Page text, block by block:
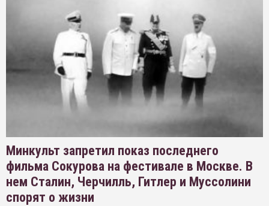
Минкульт запретил показ последнего
фильма Сокурова на фестивале в Москве. В
нем Сталин, Черчилль, Гитлер и Муссолини
спорят о жизни